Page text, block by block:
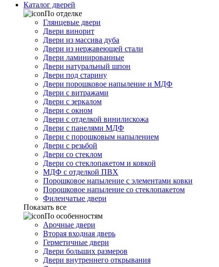
Каталог дверей
По отделке
Глянцевые двери
Двери винорит
Двери из массива дуба
Двери из нержавеющей стали
Двери ламинированные
Двери натуральный шпон
Двери под старину
Двери порошковое напыление и МДФ
Двери с витражами
Двери с зеркалом
Двери с окном
Двери с отделкой винилискожа
Двери с панелями МДФ
Двери с порошковым напылением
Двери с резьбой
Двери со стеклом
Двери со стеклопакетом и ковкой
МДФ с отделкой ПВХ
Порошковое напыление с элементами ковки
Порошковое напыление со стеклопакетом
Филенчатые двери
Показать все
По особенностям
Арочные двери
Вторая входная дверь
Герметичные двери
Двери больших размеров
Двери внутреннего открывания